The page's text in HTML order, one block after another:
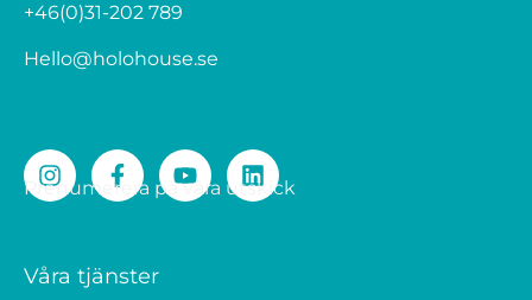
+46(0)31-202 789
Hello@holohouse.se
Prenumerera på våra utskick
Våra tjänster